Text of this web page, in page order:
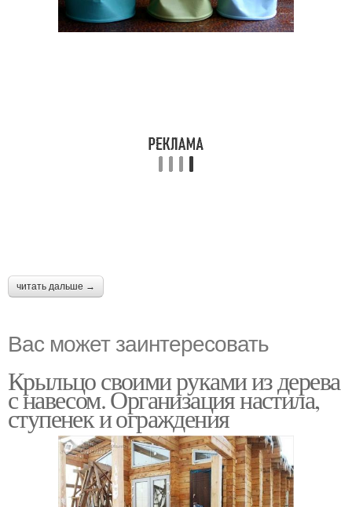
читать дальше →
Вас может заинтересовать
Крыльцо своими руками из дерева
с навесом. Организация настила,
ступенек и ограждения